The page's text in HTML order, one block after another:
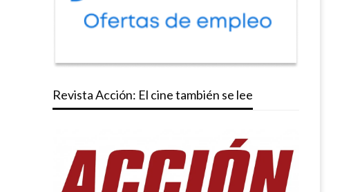
Revista Acción: El cine también se lee